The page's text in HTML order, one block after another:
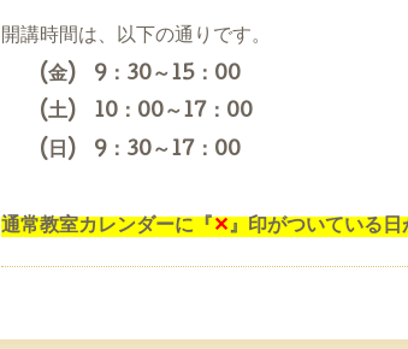
開講時間は、以下の通りです。
(金) 9：30～15：00
(土) 10：00～17：00
(日) 9：30～17：00
通常教室カレンダーに『 ✕』印がついている日